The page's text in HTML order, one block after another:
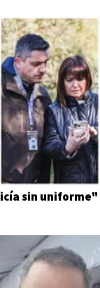
sin uniforme"